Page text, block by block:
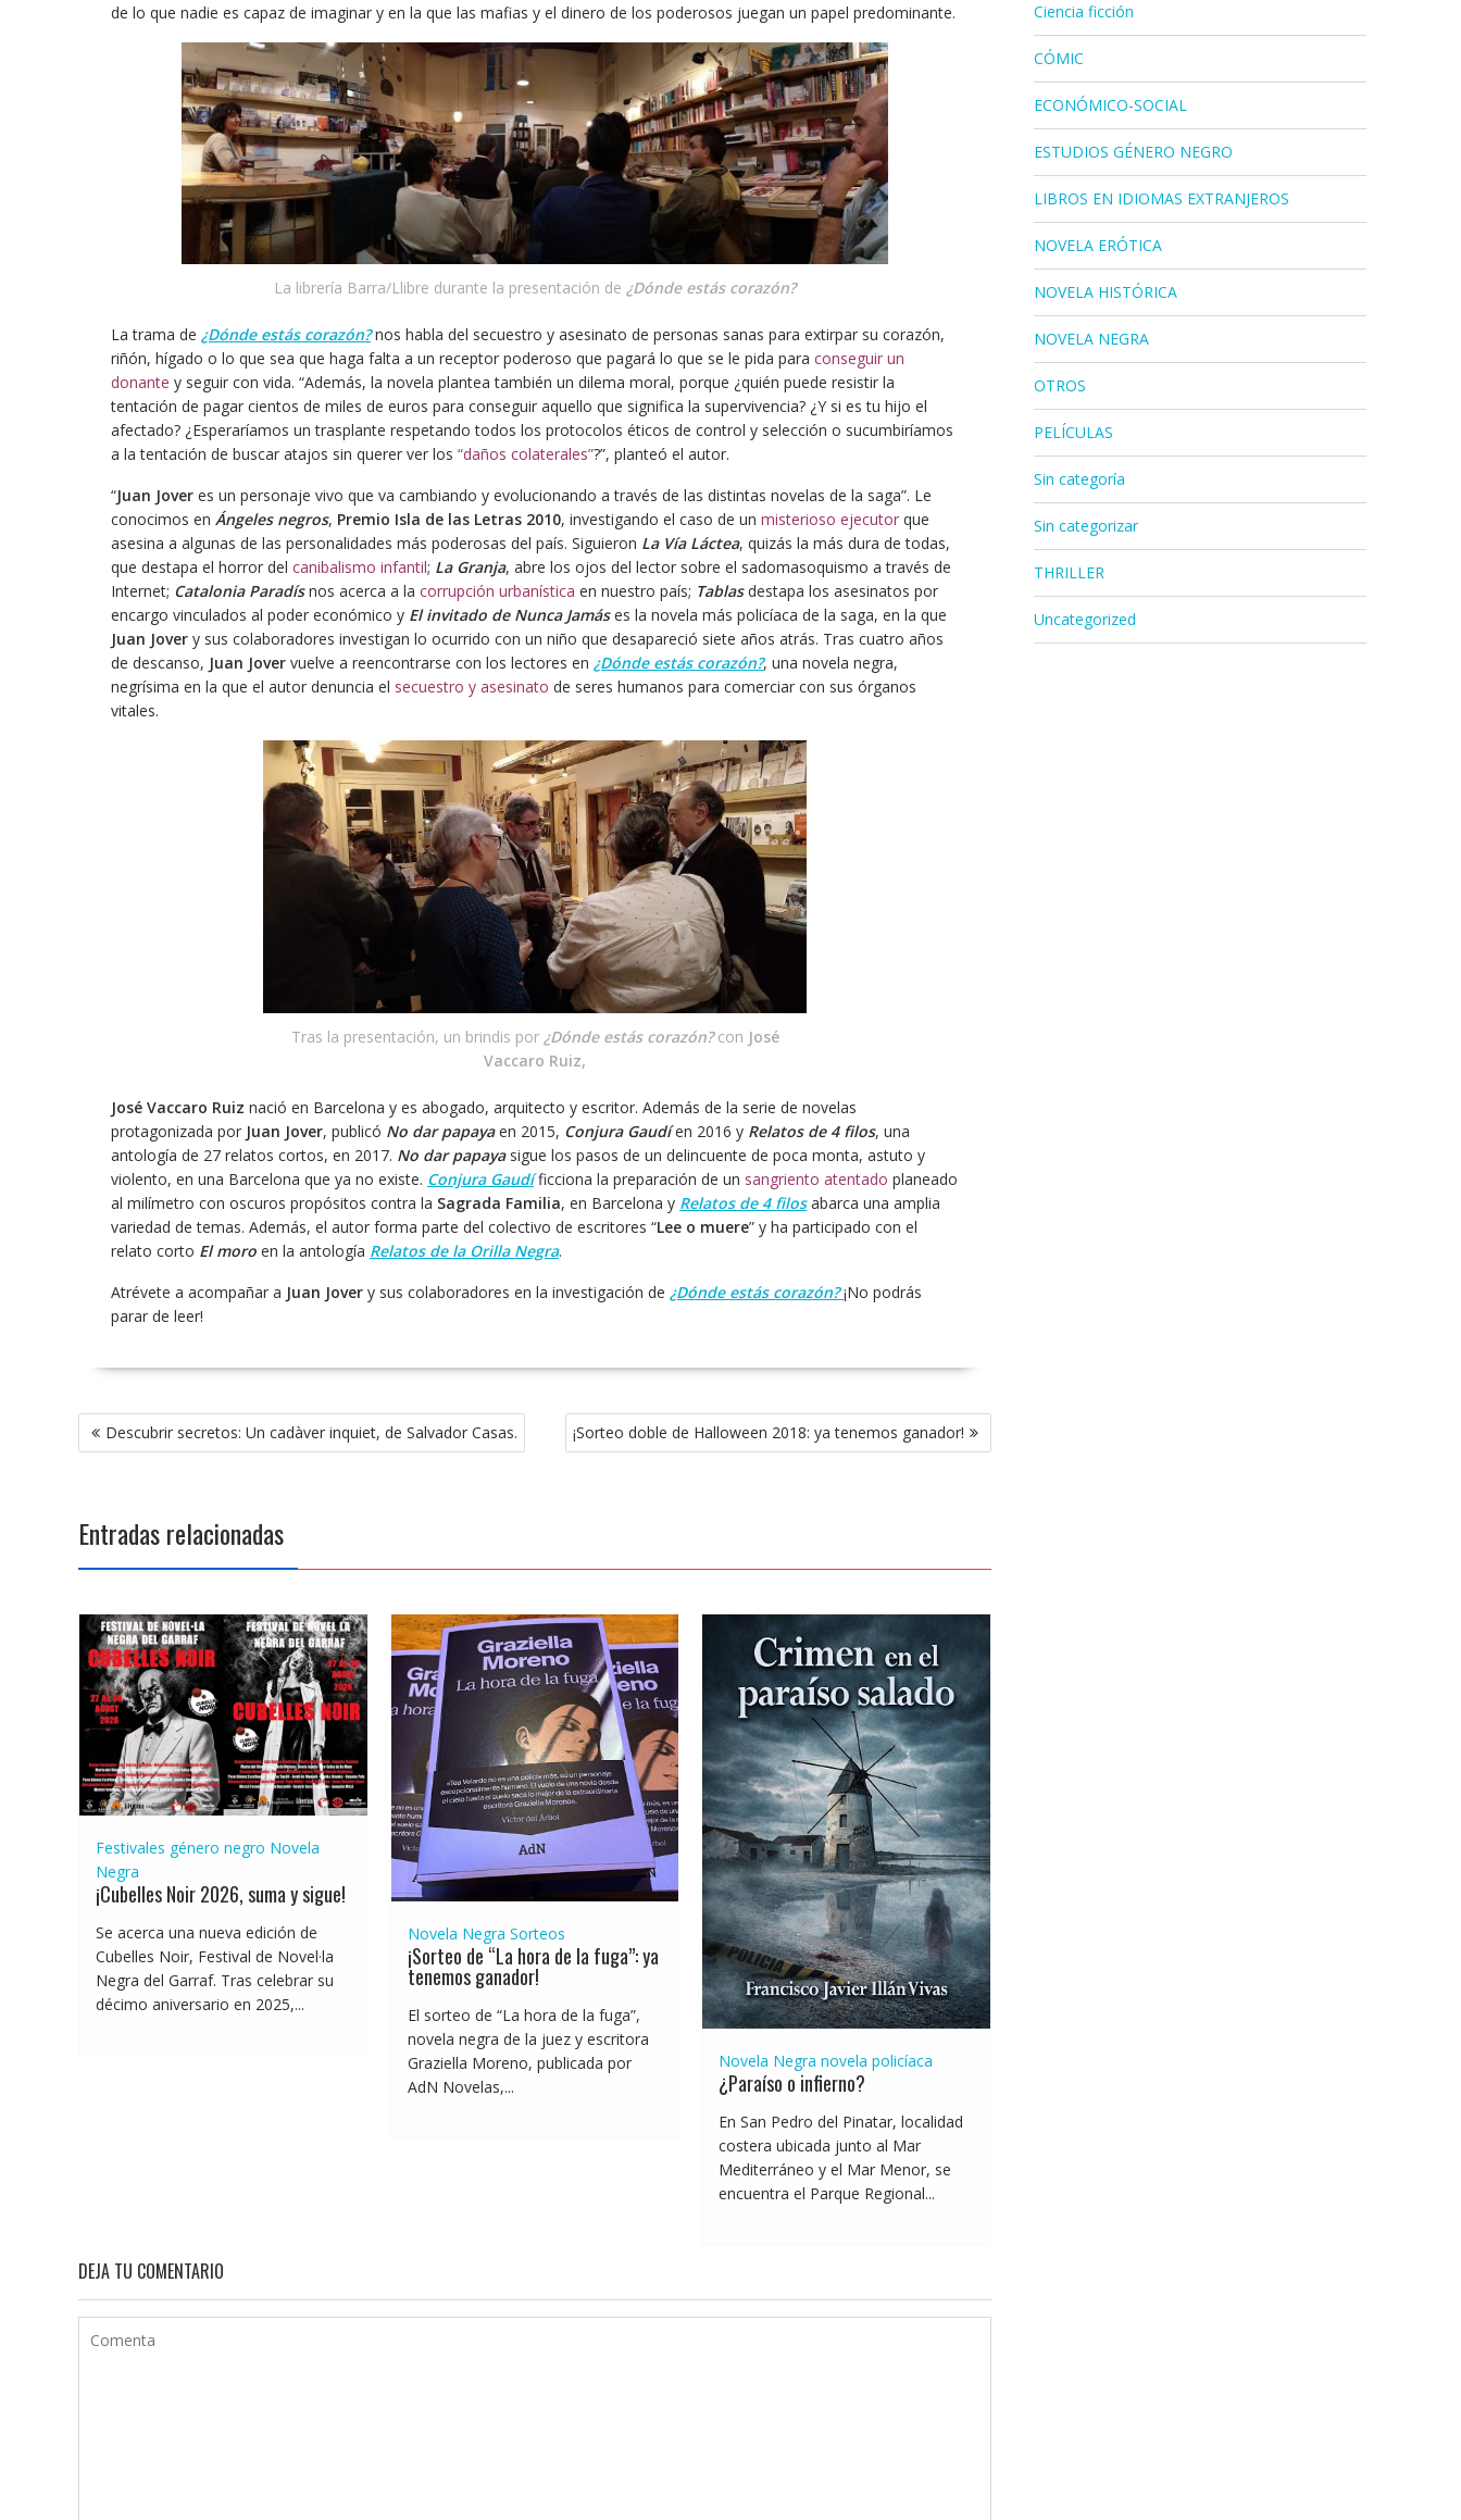
de lo que nadie es capaz de imaginar y en la que las mafias y el dinero de los poderosos juegan un papel predominante.
La librería Barra/Llibre durante la presentación de ¿Dónde estás corazón?
La trama de ¿Dónde estás corazón?nos habla del secuestro y asesinato de personas sanas para extirpar su corazón,
riñón, hígado o lo que sea que haga falta a un receptor poderoso que pagará lo que se le pida para conseguir un
donante y seguir con vida. “Además, la novela plantea también un dilema moral, porque ¿quién puede resistir la
tentación de pagar cientos de miles de euros para conseguir aquello que significa la supervivencia? ¿Y si es tu hijo el
afectado? ¿Esperaríamos un trasplante respetando todos los protocolos éticos de control y selección o sucumbiríamos
a la tentación de buscar atajos sin querer ver los “daños colaterales”?”, planteó el autor.
“Juan Jover es un personaje vivo que va cambiando y evolucionando a través de las distintas novelas de la saga”. Le
conocimos en Ángeles negros, Premio Isla de las Letras 2010, investigando el caso de un misterioso ejecutor que
asesina a algunas de las personalidades más poderosas del país. Siguieron La Vía Láctea, quizás la más dura de todas,
que destapa el horror del canibalismo infantil; La Granja, abre los ojos del lector sobre el sadomasoquismo a través de
Internet; Catalonia Paradísnos acerca a la corrupción urbanística en nuestro país; Tablasdestapa los asesinatos por
encargo vinculados al poder económico y El invitado de Nunca Jamáses la novela más policíaca de la saga, en la que
Juan Jover y sus colaboradores investigan lo ocurrido con un niño que desapareció siete años atrás. Tras cuatro años
de descanso, Juan Jover vuelve a reencontrarse con los lectores en ¿Dónde estás corazón?, una novela negra,
negrísima en la que el autor denuncia el secuestro y asesinato de seres humanos para comerciar con sus órganos
vitales.
Tras la presentación, un brindis por ¿Dónde estás corazón?con José
Vaccaro Ruiz,
José Vaccaro Ruiz nació en Barcelona y es abogado, arquitecto y escritor. Además de la serie de novelas
protagonizada por Juan Jover, publicó No dar papayaen 2015, Conjura Gaudíen 2016 y Relatos de 4 filos, una
antología de 27 relatos cortos, en 2017. No dar papayasigue los pasos de un delincuente de poca monta, astuto y
violento, en una Barcelona que ya no existe. Conjura Gaudíficciona la preparación de un sangriento atentado planeado
al milímetro con oscuros propósitos contra la Sagrada Familia, en Barcelona y Relatos de 4 filos abarca una amplia
variedad de temas. Además, el autor forma parte del colectivo de escritores “Lee o muere” y ha participado con el
relato corto El moro en la antología Relatos de la Orilla Negra.
Atrévete a acompañar a Juan Jover y sus colaboradores en la investigación de ¿Dónde estás corazón?¡No podrás
parar de leer!
Navegación
de
Descubrir secretos: Un cadàver inquiet, de Salvador Casas. ¡Sorteo doble de Halloween 2018: ya tenemos ganador!
Entradas relacionadas
Festivales género negro Novela
Negra
¡Cubelles Noir 2026, suma y sigue!
Se acerca una nueva edición de
Cubelles Noir, Festival de Novel·la
Negra del Garraf. Tras celebrar su
décimo aniversario en 2025,...
Novela Negra Sorteos
¡Sorteo de “La hora de la fuga”: ya
tenemos ganador!
El sorteo de “La hora de la fuga”,
novela negra de la juez y escritora
Graziella Moreno, publicada por
AdN Novelas,...
Novela Negra novela policíaca
¿Paraíso o infierno?
En San Pedro del Pinatar, localidad
costera ubicada junto al Mar
Mediterráneo y el Mar Menor, se
encuentra el Parque Regional...
DEJA TU COMENTARIO
Ciencia ficción
CÓMIC
ECONÓMICO-SOCIAL
ESTUDIOS GÉNERO NEGRO
LIBROS EN IDIOMAS EXTRANJEROS
NOVELA ERÓTICA
NOVELA HISTÓRICA
NOVELA NEGRA
OTROS
PELÍCULAS
Sin categoría
Sin categorizar
THRILLER
Uncategorized